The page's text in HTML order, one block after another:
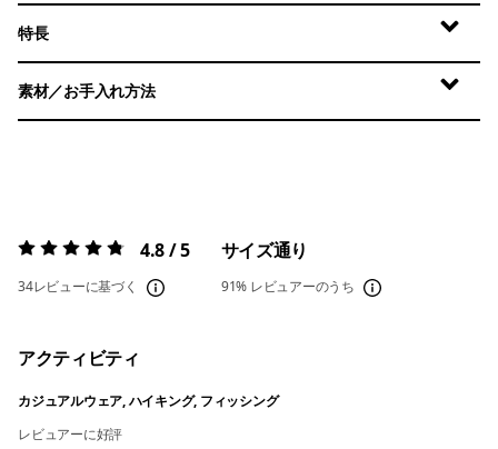
特長
素材／お手入れ方法
評価:4.8 / 5 4.8 / 5
34レビューに基づく
サイズ通り
91% レビュアーのうち
アクティビティ
カジュアルウェア, ハイキング, フィッシング
レビュアーに好評